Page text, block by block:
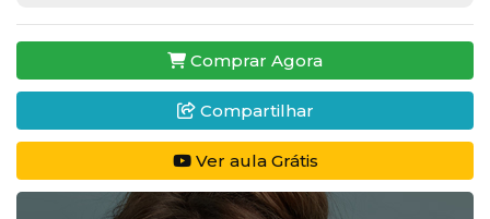
Comprar Agora
Compartilhar
Ver aula Grátis